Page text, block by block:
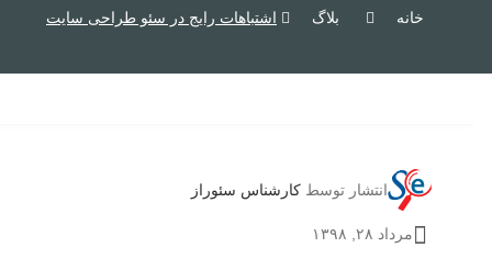
خانه بلاگ اشتباهات رایج در سئو طراحی سایت
انتشار توسط کارشناس سئوراز
مرداد ۲۸, ۱۳۹۸